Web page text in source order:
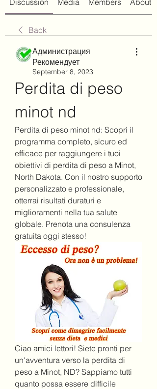
Discussion Media Members About
Back
Администрация
Рекомендует
September 8, 2023
Perdita di peso
minot nd
Perdita di peso minot nd: Scopri il
programma completo, sicuro ed
efficace per raggiungere i tuoi
obiettivi di perdita di peso a Minot,
North Dakota. Con il nostro supporto
personalizzato e professionale,
otterrai risultati duraturi e
miglioramenti nella tua salute
globale. Prenota una consulenza
gratuita oggi stesso!
Ciao amici lettori! Siete pronti per
un'avventura verso la perdita di
peso a Minot, ND? Sappiamo tutti
quanto possa essere difficile